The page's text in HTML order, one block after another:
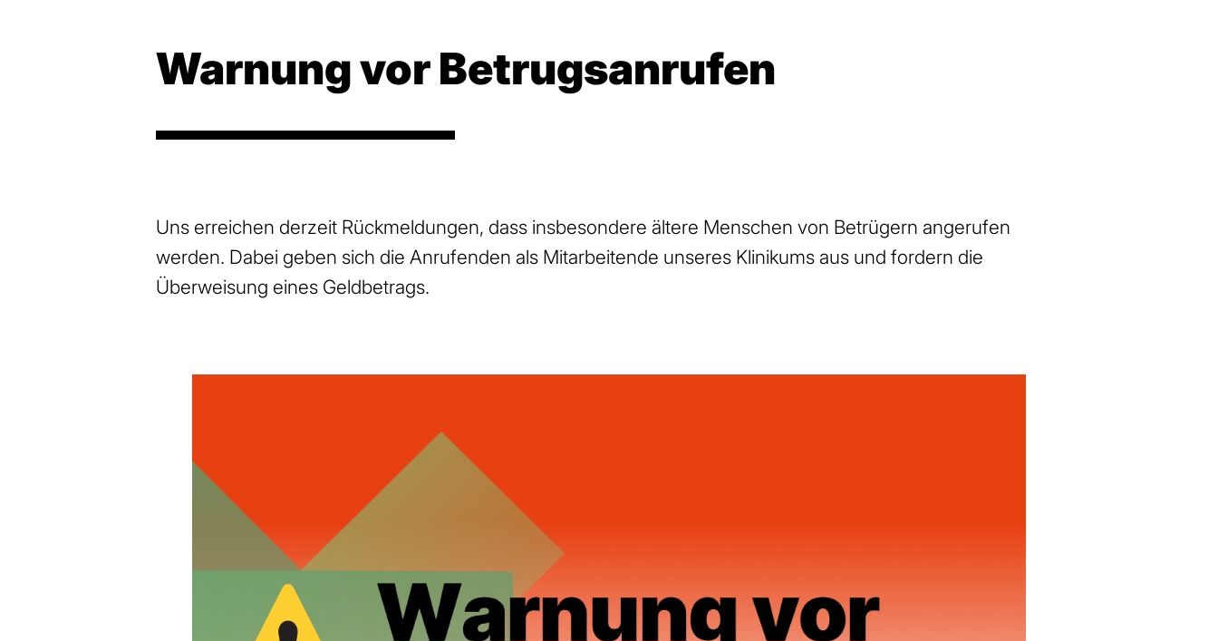
Warnung vor Betrugsanrufen
Uns erreichen derzeit Rückmeldungen, dass insbesondere ältere Menschen von Betrügern angerufen
werden. Dabei geben sich die Anrufenden als Mitarbeitende unseres Klinikums aus und fordern die
Überweisung eines Geldbetrags.